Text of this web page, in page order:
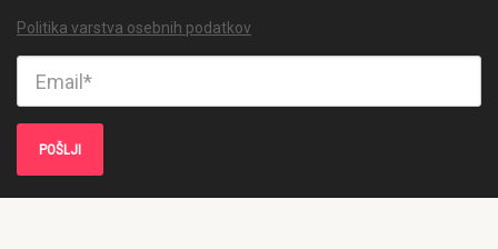
Politika varstva osebnih podatkov